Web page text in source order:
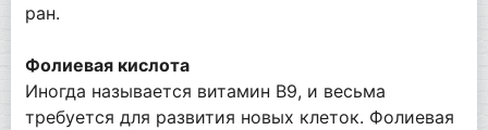
ран.
Фолиевая кислота
Иногда называется витамин B9, и весьма
требуется для развития новых клеток. Фолиевая